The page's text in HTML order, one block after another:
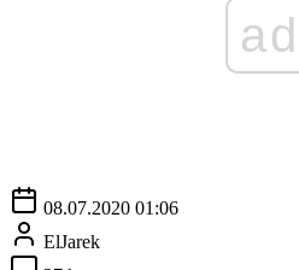
ad
08.07.2020 01:06
ElJarek